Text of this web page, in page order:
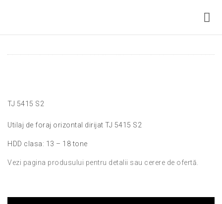
TJ 5415 S2
Utilaj de foraj orizontal dirijat TJ 5415 S2
HDD clasa: 13 – 18 tone
Vezi pagina produsului pentru detalii sau cerere de ofertă.